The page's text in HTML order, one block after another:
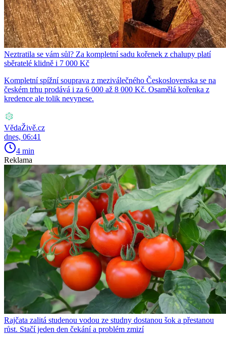
Neztratila se vám sůl? Za kompletní sadu kořenek z chalupy platí
sběratelé klidně i 7 000 Kč
Kompletní spížní souprava z meziválečného Československa se na
českém trhu prodává i za 6 000 až 8 000 Kč. Osamělá kořenka z
kredence ale tolik nevynese.
VědaŽivě.cz
dnes, 06:41
4 min
Reklama
Rajčata zalitá studenou vodou ze studny dostanou šok a přestanou
růst. Stačí jeden den čekání a problém zmizí